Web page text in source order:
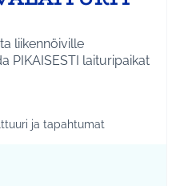
liikennöiville
PIKAISESTI laituripaikat
Etelä-Tuusulan kylät
tulokset teeman mukaan:
ja tapahtumat